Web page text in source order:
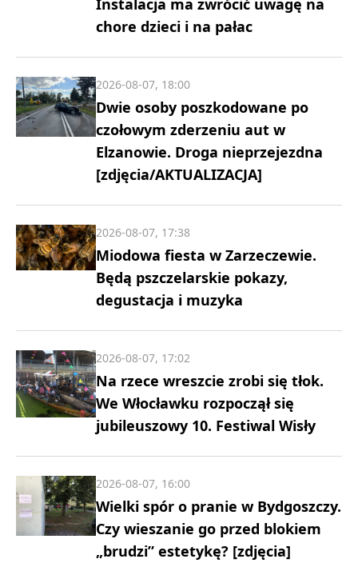
Instalacja ma zwrócić uwagę na
chore dzieci i na pałac
Dwie osoby poszkodowane po
czołowym zderzeniu aut w
Elzanowie. Droga nieprzejezdna
[zdjęcia/AKTUALIZACJA]
2026-08-07, 18:00
Miodowa fiesta w Zarzeczewie.
Będą pszczelarskie pokazy,
degustacja i muzyka
2026-08-07, 17:38
Na rzece wreszcie zrobi się tłok.
We Włocławku rozpoczął się
jubileuszowy 10. Festiwal Wisły
2026-08-07, 17:02
Wielki spór o pranie w Bydgoszczy.
Czy wieszanie go przed blokiem
„brudzi” estetykę? [zdjęcia]
2026-08-07, 16:00